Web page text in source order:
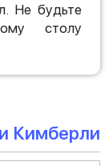
Не будьте
столу
Кимберли